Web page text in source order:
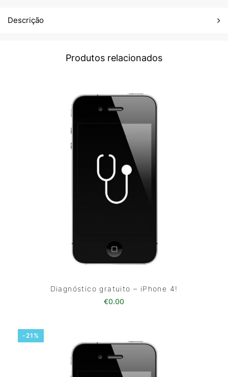
Descrição
Produtos relacionados
Diagnóstico gratuito – iPhone 4!
€0.00
-21%